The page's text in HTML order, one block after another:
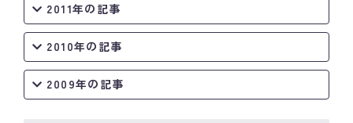
2011年の記事
2010年の記事
2009年の記事